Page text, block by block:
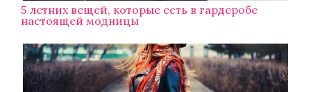
5 летних вещей, которые есть в гардеробе
настоящей модницы